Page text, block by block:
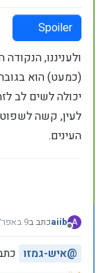
Spoiler
ולעניננו,
(כמעט) הוא
יכולה לשים לב
לעין, קשה
העינים.
A
מנותק
aiibכתב ב9 באפר׳ 2026, 18:47
נערך לאחרונה
@איש-גמזו